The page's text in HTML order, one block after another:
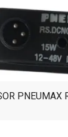
PNEUMAX